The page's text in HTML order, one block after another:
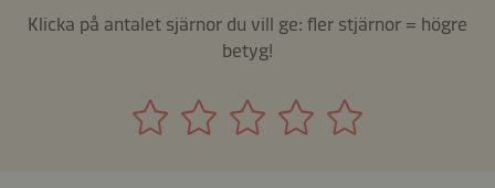
Klicka på antalet sjärnor du vill ge: fler stjärnor = högre
betyg!